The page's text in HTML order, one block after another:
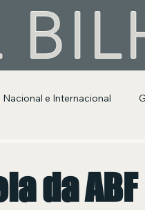
Nacional e Internacional
da ABF